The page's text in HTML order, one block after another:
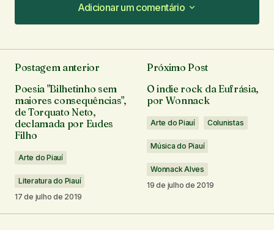
Adicionar um comentário
Adicionar um comentário
O seu endereço de e-mail não será publicado.
Campos obrigatórios são marcados com*
Comentário *
Seu nome*
Postagem anterior
Poesia "Bilhetinho sem
maiores consequências",
de Torquato Neto,
declamada por Eudes
Filho
Arte do Piauí
Literatura do Piauí
17 de julho de 2019
Próximo Post
O indie rock da Eufrásia,
por Wonnack
Arte do Piauí Colunistas
Música do Piauí
Wonnack Alves
19 de julho de 2019